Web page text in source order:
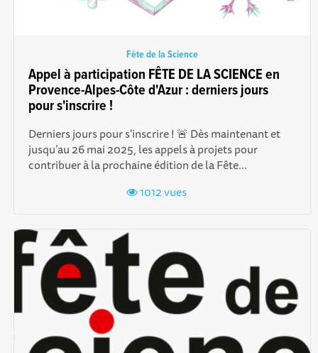
Fête de la Science
Appel à participation FÊTE DE LA SCIENCE en
Provence-Alpes-Côte d'Azur : derniers jours
pour s'inscrire !
Derniers jours pour s'inscrire ! 🚨 Dès maintenant et
jusqu’au 26 mai 2025, les appels à projets pour
contribuer à la prochaine édition de la Fête...
1012 vues